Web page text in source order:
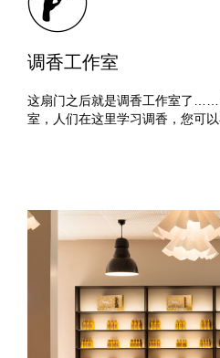
调香工作室
这扇门之后就是调香工作室了……
室，人们在这里学习调香，您可